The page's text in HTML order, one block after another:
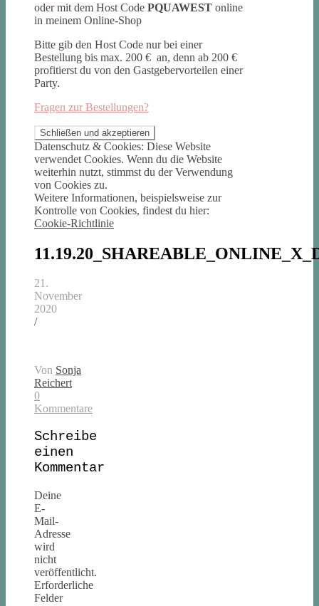
oder mit dem Host Code PQUAWEST online
in meinem Online-Shop
Bitte gib den Host Code nur bei einer
Bestellung bis max. 200 € an, denn ab 200 €
profitierst du von den Gastgebervorteilen einer
Party.
Fragen zur Bestellungen?
Datenschutz & Cookies: Diese Website
verwendet Cookies. Wenn du die Website
weiterhin nutzt, stimmst du der Verwendung
von Cookies zu.
Weitere Informationen, beispielsweise zur
Kontrolle von Cookies, findest du hier:
Cookie-Richtlinie
21.
November
2020
/
Von Sonja
Reichert
0
Kommentare
Schreibe
einen
Kommentar
Deine
E-
Mail-
Adresse
wird
nicht
veröffentlicht.
Erforderliche
Felder